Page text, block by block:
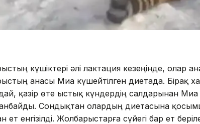
күшіктері әлі лактация кезеңінде, олар
анасы Миа күшейтілген диетада. Бірақ
қазір өте ыстық күндердің салдарынан
Сондықтан олардың диетасына
ет енгізілді. Жолбарыстарға сүйегі бар ет